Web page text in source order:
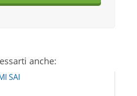
anche: